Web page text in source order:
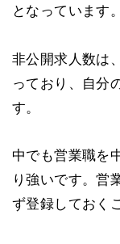
となっています
非公開求人数は
っており、自分
す。
中でも営業職を
り強いです。営
ず登録しておく